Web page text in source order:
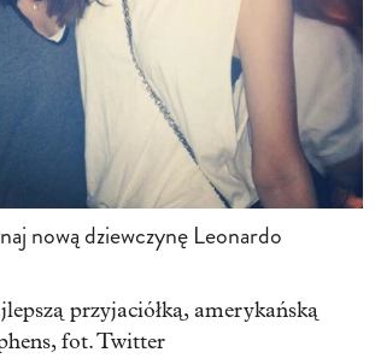
nową dziewczynę Leonardo
przyjaciółką, amerykańską
fot. Twitter